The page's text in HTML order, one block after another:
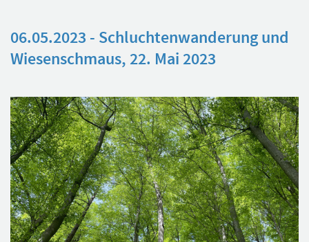
06.05.2023 - Schluchtenwanderung und
Wiesenschmaus, 22. Mai 2023